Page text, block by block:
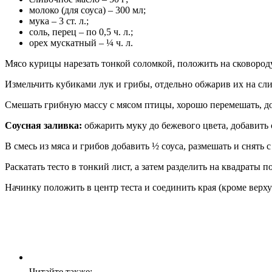
молоко (для соуса) – 300 мл;
мука – 3 ст. л.;
соль, перец – по 0,5 ч. л.;
орех мускатный – ¼ ч. л.
Мясо курицы нарезать тонкой соломкой, положить на
Измельчить кубиками лук и грибы, отдельно обжарив их на
Смешать грибную массу с мясом птицы, хорошо перемешать,
Соусная заливка: обжарить муку до бежевого цвета,
В смесь из мяса и грибов добавить ½ соуса, размешать и снять
Раскатать тесто в тонкий лист, а затем разделить на квадраты
Начинку положить в центр теста и соединить края (кроме